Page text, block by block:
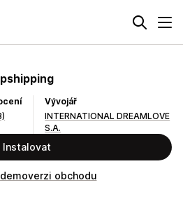
Vývojář
INTERNATIONAL DREAMLOVE
S.A.
Instalovat
obchodu